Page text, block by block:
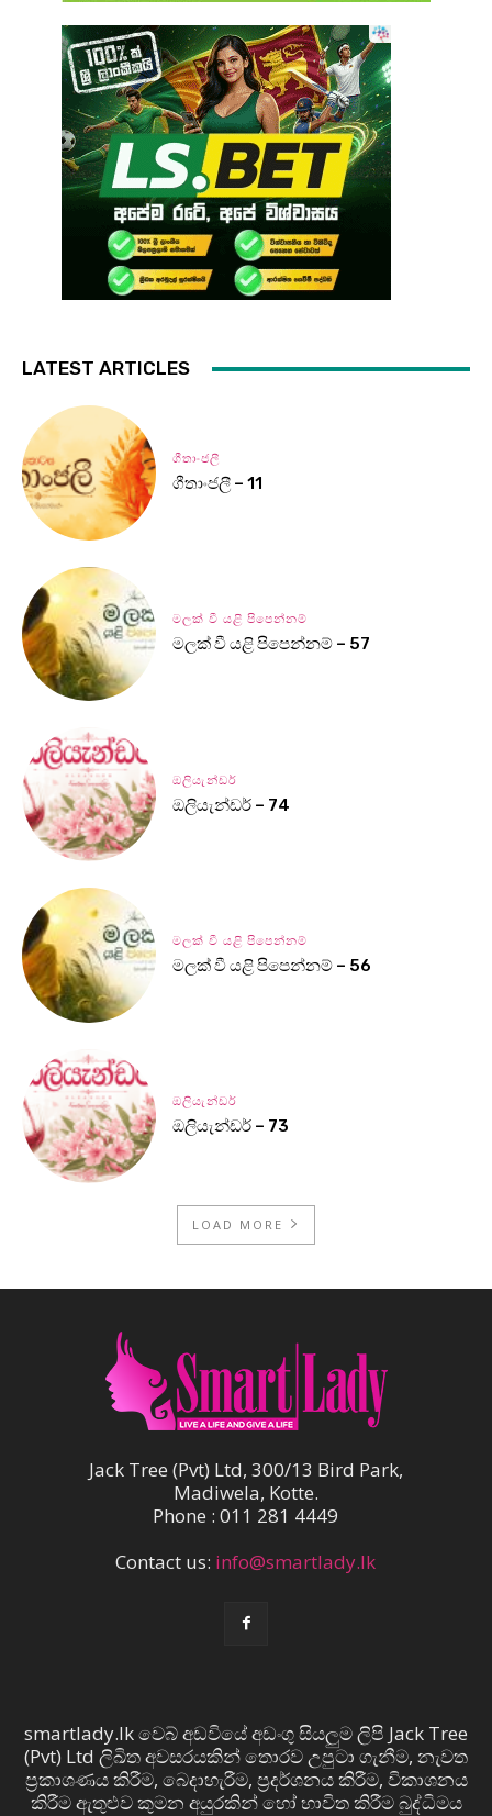
LATEST ARTICLES
ගීතාංජලී
ගීතාංජලී – 11
මලක් වී යළි පිපෙන්නම්
මලක් වී යළි පිපෙන්නම් – 57
ඔලියැන්ඩර්
ඔලියැන්ඩර් – 74
මලක් වී යළි පිපෙන්නම්
මලක් වී යළි පිපෙන්නම් – 56
ඔලියැන්ඩර්
ඔලියැන්ඩර් – 73
LOAD MORE
Jack Tree (Pvt) Ltd, 300/13 Bird Park,
Madiwela, Kotte.
Phone : 011 281 4449
Contact us: info@smartlady.lk
smartlady.lk වෙබ් අඩවියේ අඩංගු සියලුම ලිපි Jack Tree
(Pvt) Ltd ලිඛිත අවසරයකින් තොරව උපුටා ගැනීම, නැවත
ප්‍රකාශණය කිරීම, බෙදාහැරීම, ප්‍රදර්ශනය කිරීම, විකාශනය
කිරීම ඇතුළුව කුමන අයුරකින් හෝ භාවිත කිරීම බුද්ධිමය